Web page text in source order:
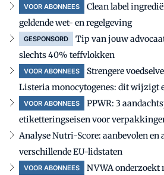
VOOR ABONNEES
Clean label
geldende wet- en regelgeving
GESPONSORD
Tip van jouw
slechts 40% teffvlokken
VOOR ABONNEES
Strengere
Listeria monocytogenes: dit wijzigt
VOOR ABONNEES
PPWR: 3
etiketteringseisen voor
Analyse Nutri-Score: aanbevolen en
verschillende EU-lidstaten
VOOR ABONNEES
NVWA onderzoekt